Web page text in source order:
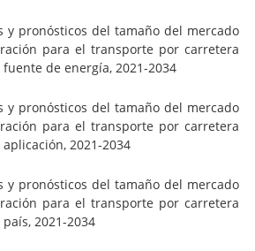
y pronósticos del tamaño del mercado
para el transporte por carretera
de energía, 2021-2034
y pronósticos del tamaño del mercado
para el transporte por carretera
2021-2034
y pronósticos del tamaño del mercado
para el transporte por carretera
2021-2034